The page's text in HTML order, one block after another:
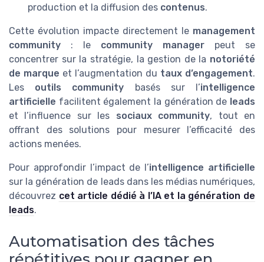
production et la diffusion des contenus.
Cette évolution impacte directement le management
community : le community manager peut se
concentrer sur la stratégie, la gestion de la notoriété
de marque et l’augmentation du taux d’engagement.
Les outils community basés sur l’intelligence
artificielle facilitent également la génération de leads
et l’influence sur les sociaux community, tout en
offrant des solutions pour mesurer l’efficacité des
actions menées.
Pour approfondir l’impact de l’intelligence artificielle
sur la génération de leads dans les médias numériques,
découvrez cet article dédié à l’IA et la génération de
leads.
Automatisation des tâches